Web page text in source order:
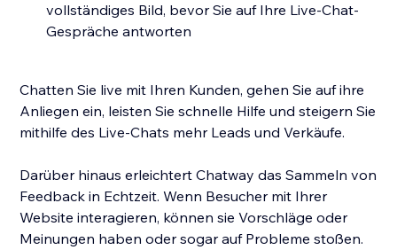
vollständiges Bild, bevor Sie auf Ihre Live-Chat-
Gespräche antworten
Chatten Sie live mit Ihren Kunden, gehen Sie auf ihre
Anliegen ein, leisten Sie schnelle Hilfe und steigern Sie
mithilfe des Live-Chats mehr Leads und Verkäufe.
Darüber hinaus erleichtert Chatway das Sammeln von
Feedback in Echtzeit. Wenn Besucher mit Ihrer
Website interagieren, können sie Vorschläge oder
Meinungen haben oder sogar auf Probleme stoßen.